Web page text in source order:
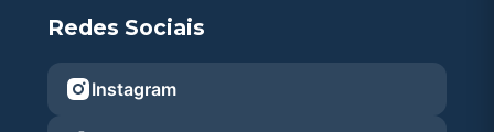
Redes Sociais
Instagram